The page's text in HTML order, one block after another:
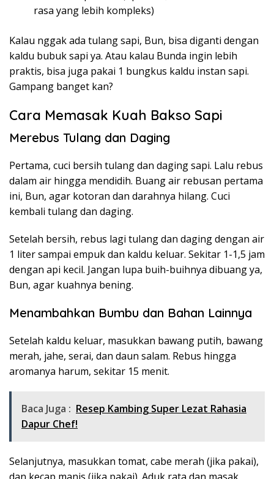
rasa yang lebih kompleks)
Kalau nggak ada tulang sapi, Bun, bisa diganti dengan
kaldu bubuk sapi ya. Atau kalau Bunda ingin lebih
praktis, bisa juga pakai 1 bungkus kaldu instan sapi.
Gampang banget kan?
Cara Memasak Kuah Bakso Sapi
Merebus Tulang dan Daging
Pertama, cuci bersih tulang dan daging sapi. Lalu rebus
dalam air hingga mendidih. Buang air rebusan pertama
ini, Bun, agar kotoran dan darahnya hilang. Cuci
kembali tulang dan daging.
Setelah bersih, rebus lagi tulang dan daging dengan air
1 liter sampai empuk dan kaldu keluar. Sekitar 1-1,5 jam
dengan api kecil. Jangan lupa buih-buihnya dibuang ya,
Bun, agar kuahnya bening.
Menambahkan Bumbu dan Bahan Lainnya
Setelah kaldu keluar, masukkan bawang putih, bawang
merah, jahe, serai, dan daun salam. Rebus hingga
aromanya harum, sekitar 15 menit.
Baca Juga : Resep Kambing Super Lezat Rahasia
Dapur Chef!
Selanjutnya, masukkan tomat, cabe merah (jika pakai),
dan kecap manis (jika pakai). Aduk rata dan masak